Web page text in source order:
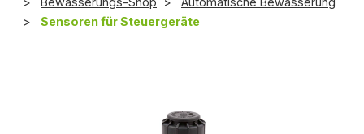
Sensoren für Steuergeräte